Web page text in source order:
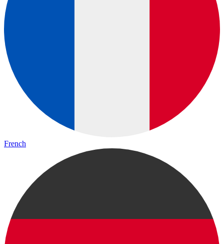
French